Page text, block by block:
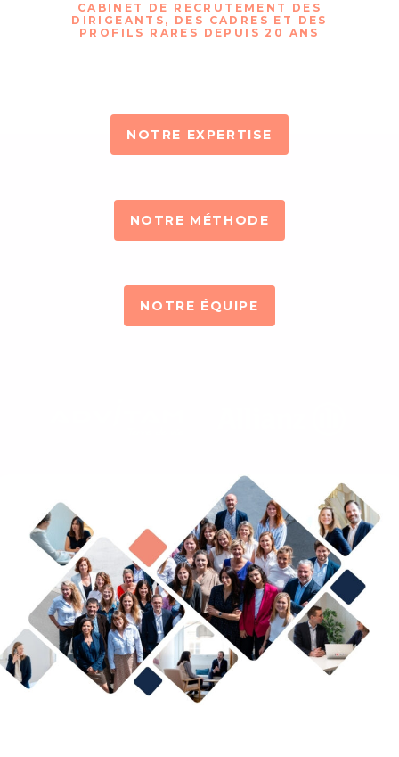
CABINET DE RECRUTEMENT DES
DIRIGEANTS, DES CADRES ET DES
PROFILS RARES DEPUIS 20 ANS
NOTRE EXPERTISE
NOTRE MÉTHODE
NOTRE ÉQUIPE